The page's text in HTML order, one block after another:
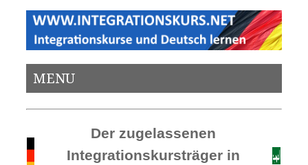
MENU
Der zugelassenen
Integrationskursträger in